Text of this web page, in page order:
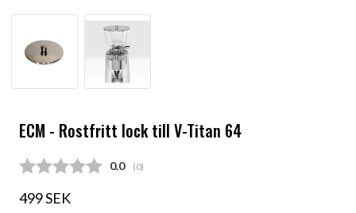
ECM - Rostfritt lock till V-Titan 64
Snittbetyg:
0.0 (röster:
0)
499 SEK